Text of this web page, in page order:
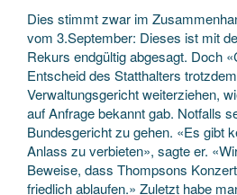
Dies stimmt zwar im
vom 3.September: Dieses ist mit
Rekurs endgültig abgesagt. Doch
Entscheid des Statthalters
Verwaltungsgericht weiterziehen,
auf Anfrage bekannt gab. Notfalls
Bundesgericht zu gehen. «Es gibt
Anlass zu verbieten», sagte er.
Beweise, dass Thompsons
friedlich ablaufen.» Zuletzt habe